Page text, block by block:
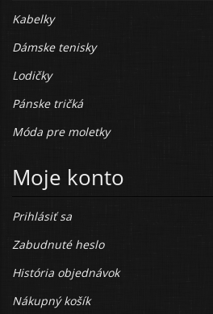
Kabelky
Dámske tenisky
Lodičky
Pánske tričká
Móda pre moletky
Moje konto
Prihlásiť sa
Zabudnuté heslo
História objednávok
Nákupný košík